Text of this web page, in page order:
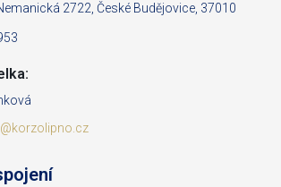
2722, České Budějovice, 37010